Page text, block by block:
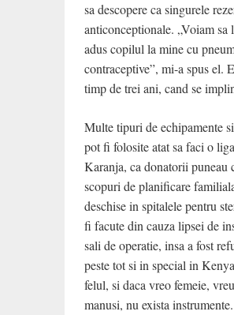
sa descopere ca singurele
anticonceptionale. „Voiam
adus copilul la mine cu
contraceptive”, mi-a spus el.
timp de trei ani, cand se
Multe tipuri de echipamente
pot fi folosite atat sa faci o
Karanja, ca donatorii puneau
scopuri de planificare
deschise in spitalele pentru
fi facute din cauza lipsei de
sali de operatie, insa a fost
peste tot si in special in
felul, si daca vreo femeie,
manusi, nu exista